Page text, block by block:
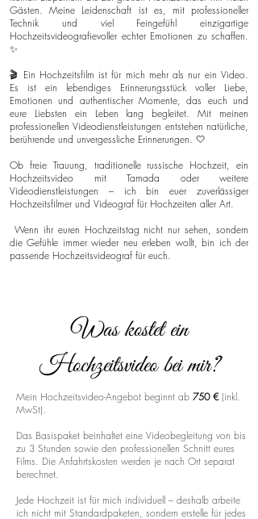
Gästen. Meine Leidenschaft ist es, mit professioneller
Technik und viel Feingefühl einzigartige
Hochzeitsvideografievoller echter Emotionen zu schaffen.
✨
🎬 Ein Hochzeitsfilm ist für mich mehr als nur ein Video.
Es ist ein lebendiges Erinnerungsstück voller Liebe,
Emotionen und authentischer Momente, das euch und
eure Liebsten ein Leben lang begleitet. Mit meinen
professionellen Videodienstleistungen entstehen natürliche,
berührende und unvergessliche Erinnerungen. 🤍
Ob freie Trauung, traditionelle russische Hochzeit, ein
Hochzeitsvideo mit Tamada oder weitere
Videodienstleistungen – ich bin euer zuverlässiger
Hochzeitsfilmer und Videograf für Hochzeiten aller Art.
Wenn ihr euren Hochzeitstag nicht nur sehen, sondern
die Gefühle immer wieder neu erleben wollt, bin ich der
passende Hochzeitsvideograf für euch.
Was kostet ein
Hochzeitsvideo bei mir?
Mein Hochzeitsvideo-Angebot beginnt ab 750 € (inkl.
MwSt).
Das Basispaket beinhaltet eine Videobegleitung von bis
zu 3 Stunden sowie den professionellen Schnitt eures
Films. Die Anfahrtskosten werden je nach Ort separat
berechnet.
Jede Hochzeit ist für mich individuell – deshalb arbeite
ich nicht mit Standardpaketen, sondern erstelle für jedes